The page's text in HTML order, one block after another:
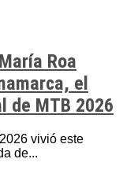
Roa
el
de MTB 2026
vivió este
de...